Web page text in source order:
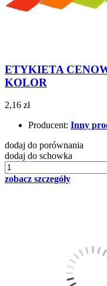
ETYKIETA
KOLOR
2,16 zł
Producent: Inny
dodaj do porównania
dodaj do schowka
zobacz szczegóły